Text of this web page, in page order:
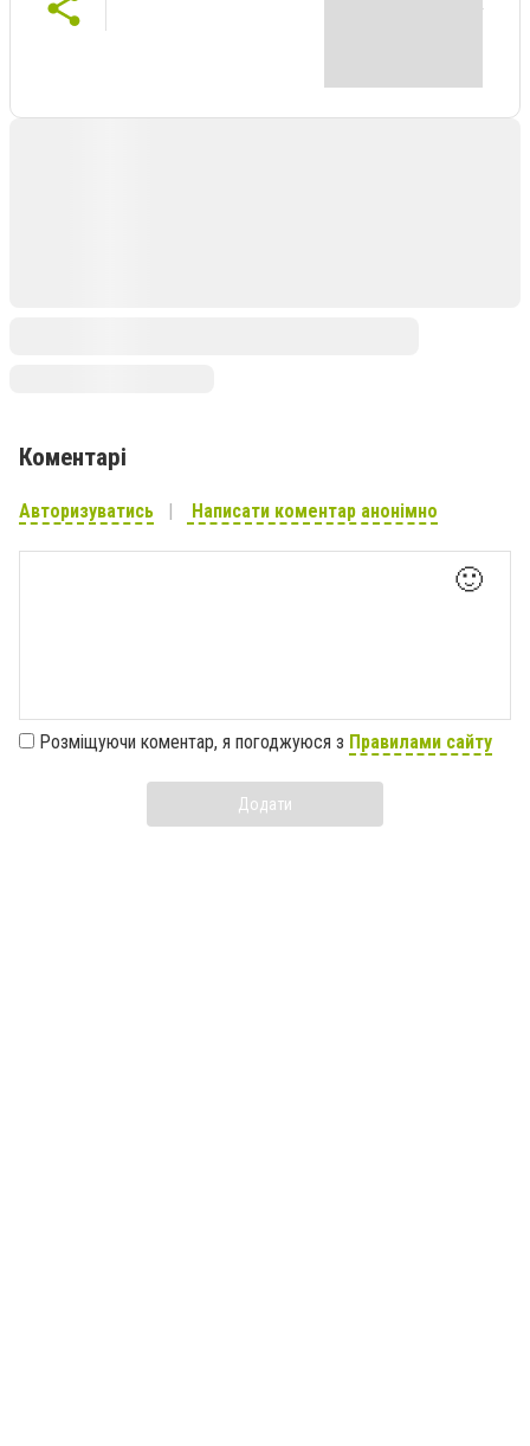
Коментарі
Авторизуватись Написати коментар анонімно
🙂
Розміщуючи коментар, я погоджуюся з Правилами сайту
Додати